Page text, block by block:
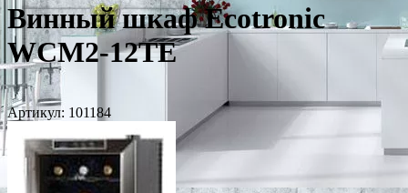
Винный шкаф Ecotronic
WCM2-12TE
Артикул: 101184